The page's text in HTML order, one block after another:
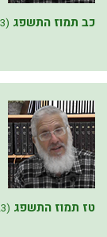
כב תמוז התשפג (11.07.2023)
טז תמוז התשפג (05.07.2023)